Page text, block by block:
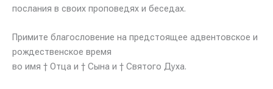
послания в своих проповедях и беседах.
Примите благословение на предстоящее адвентовское и
рождественское время
во имя † Отца и † Сына и † Святого Духа.